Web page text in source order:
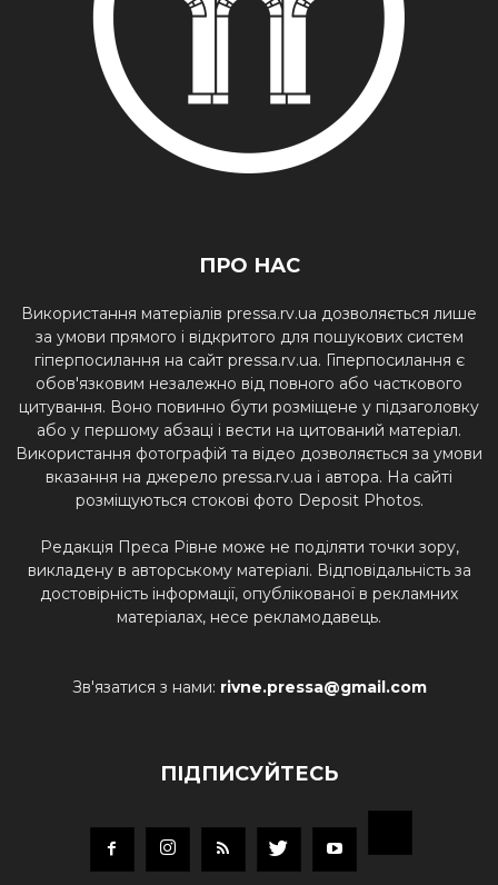
ПРО НАС
Використання матеріалів pressa.rv.ua дозволяється лише
за умови прямого і відкритого для пошукових систем
гіперпосилання на сайт pressa.rv.ua. Гіперпосилання є
обов'язковим незалежно від повного або часткового
цитування. Воно повинно бути розміщене у підзаголовку
або у першому абзаці і вести на цитований матеріал.
Використання фотографій та відео дозволяється за умови
вказання на джерело pressa.rv.ua і автора. На сайті
розміщуються стокові фото Deposit Photos.
Редакція Преса Рівне може не поділяти точки зору,
викладену в авторському матеріалі. Відповідальність за
достовірність інформації, опублікованої в рекламних
матеріалах, несе рекламодавець.
Зв'язатися з нами: rivne.pressa@gmail.com
ПІДПИСУЙТЕСЬ